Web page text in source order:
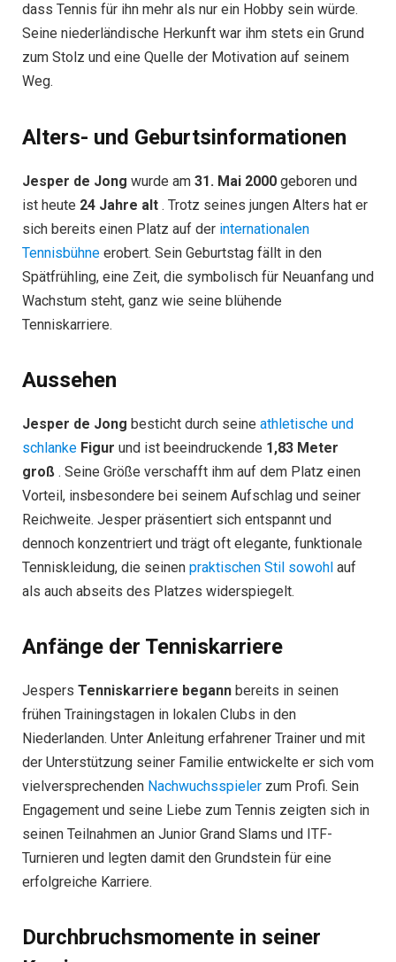
dass Tennis für ihn mehr als nur ein Hobby sein würde.
Seine niederländische Herkunft war ihm stets ein Grund
zum Stolz und eine Quelle der Motivation auf seinem
Weg.
Alters- und Geburtsinformationen
Jesper de Jong wurde am 31. Mai 2000 geboren und
ist heute 24 Jahre alt . Trotz seines jungen Alters hat er
sich bereits einen Platz auf der internationalen
Tennisbühne erobert. Sein Geburtstag fällt in den
Spätfrühling, eine Zeit, die symbolisch für Neuanfang und
Wachstum steht, ganz wie seine blühende
Tenniskarriere.
Aussehen
Jesper de Jong besticht durch seine athletische und
schlanke Figur und ist beeindruckende 1,83 Meter
groß . Seine Größe verschafft ihm auf dem Platz einen
Vorteil, insbesondere bei seinem Aufschlag und seiner
Reichweite. Jesper präsentiert sich entspannt und
dennoch konzentriert und trägt oft elegante, funktionale
Tenniskleidung, die seinen praktischen Stil sowohl auf
als auch abseits des Platzes widerspiegelt.
Anfänge der Tenniskarriere
Jespers Tenniskarriere begann bereits in seinen
frühen Trainingstagen in lokalen Clubs in den
Niederlanden. Unter Anleitung erfahrener Trainer und mit
der Unterstützung seiner Familie entwickelte er sich vom
vielversprechenden Nachwuchsspieler zum Profi. Sein
Engagement und seine Liebe zum Tennis zeigten sich in
seinen Teilnahmen an Junior Grand Slams und ITF-
Turnieren und legten damit den Grundstein für eine
erfolgreiche Karriere.
Durchbruchsmomente in seiner